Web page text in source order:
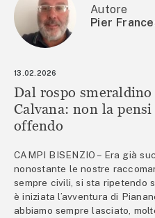
Autore
Pier
13.02.2026
Dal rospo smeraldino
Calvana: non la
offendo
CAMPI BISENZIO – Era già
nonostante le nostre
sempre civili, si sta ripetendo
è iniziata l’avventura di
abbiamo sempre lasciato,